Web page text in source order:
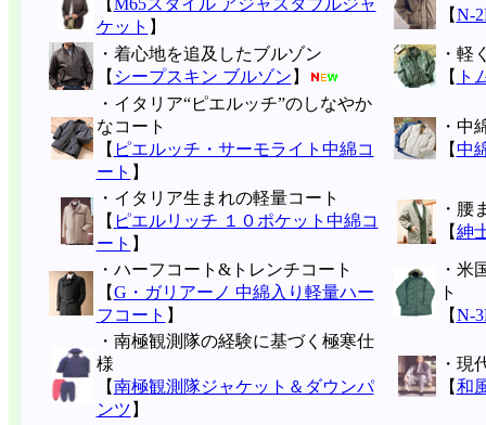
【 M65スタイル アジャスタブルジャ
ケット 】
【N-
・着心地を追及したブルゾン
【 シープスキン ブルゾン 】
・軽
【 ト
・イタリア“ピエルッチ”のしなやか
なコート
【 ピエルッチ・サーモライト中綿コ
ート 】
・中
【中
・イタリア生まれの軽量コート
【 ピエルリッチ １０ポケット中綿コ
ート 】
・腰
【紳
・ハーフコート&トレンチコート
【G・ガリアーノ 中綿入り軽量ハー
フコート 】
・米
ト
【N-
・南極観測隊の経験に基づく極寒仕
様
【南極観測隊ジャケット＆ダウンパ
ンツ 】
・現
【和